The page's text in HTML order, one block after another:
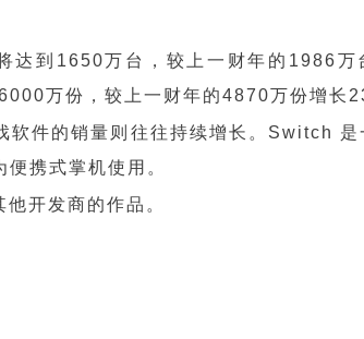
到1650万台，较上一财年的1986万
万份，较上一财年的4870万份增长
软件的销量则往往持续增长。Switch 是
携式掌机使用。
开发商的作品。